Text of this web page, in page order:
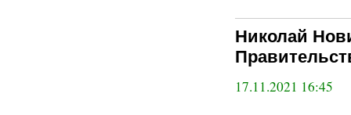
Николай
17.11.2021 16:45